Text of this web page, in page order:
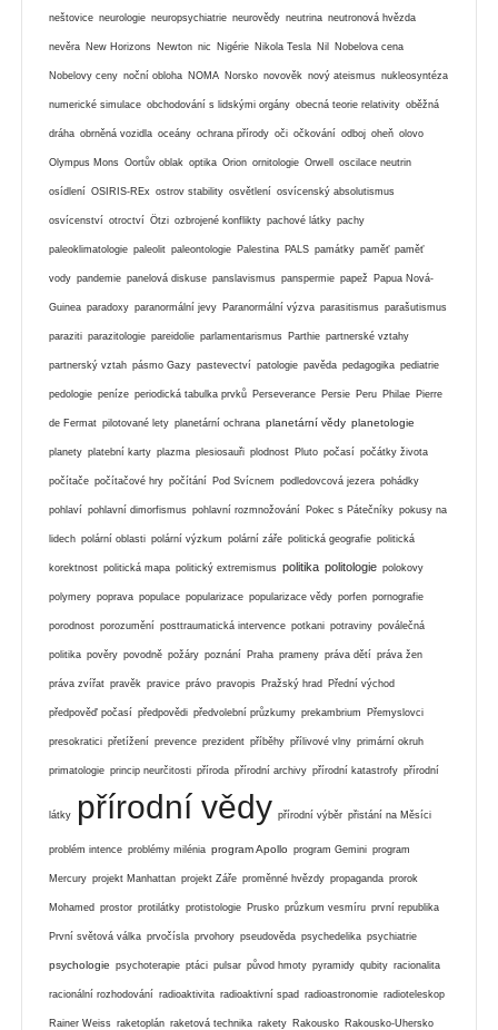
neštovice neurologie neuropsychiatrie neurovědy neutrina neutronová hvězda
nevěra New Horizons Newton nic Nigérie Nikola Tesla Nil Nobelova cena
Nobelovy ceny noční obloha NOMA Norsko novověk nový ateismus nukleosyntéza
numerické simulace obchodování s lidskými orgány obecná teorie relativity oběžná
dráha obrněná vozidla oceány ochrana přírody oči očkování odboj oheň olovo
Olympus Mons Oortův oblak optika Orion ornitologie Orwell oscilace neutrin
osídlení OSIRIS-REx ostrov stability osvětlení osvícenský absolutismus
osvícenství otroctví Ötzi ozbrojené konflikty pachové látky pachy
paleoklimatologie paleolit paleontologie Palestina PALS památky paměť paměť
vody pandemie panelová diskuse panslavismus panspermie papež Papua Nová-
Guinea paradoxy paranormální jevy Paranormální výzva parasitismus parašutismus
paraziti parazitologie pareidolie parlamentarismus Parthie partnerské vztahy
partnerský vztah pásmo Gazy pastevectví patologie pavěda pedagogika pediatrie
pedologie peníze periodická tabulka prvků Perseverance Persie Peru Philae Pierre
de Fermat pilotované lety planetární ochrana planetární vědy planetologie
planety platební karty plazma plesiosauři plodnost Pluto počasí počátky života
počítače počítačové hry počítání Pod Svícnem podledovcová jezera pohádky
pohlaví pohlavní dimorfismus pohlavní rozmnožování Pokec s Pátečníky pokusy na
lidech polární oblasti polární výzkum polární záře politická geografie politická
korektnost politická mapa politický extremismus politika politologie polokovy
polymery poprava populace popularizace popularizace vědy porfen pornografie
porodnost porozumění posttraumatická intervence potkani potraviny poválečná
politika pověry povodně požáry poznání Praha prameny práva dětí práva žen
práva zvířat pravěk pravice právo pravopis Pražský hrad Přední východ
předpověď počasí předpovědi předvolební průzkumy prekambrium Přemyslovci
presokratici přetížení prevence prezident příběhy přílivové vlny primární okruh
primatologie princip neurčitosti příroda přírodní archivy přírodní katastrofy přírodní
látky přírodní vědy přírodní výběr přistání na Měsíci
problém intence problémy milénia program Apollo program Gemini program
Mercury projekt Manhattan projekt Záře proměnné hvězdy propaganda prorok
Mohamed prostor protilátky protistologie Prusko průzkum vesmíru první republika
První světová válka prvočísla prvohory pseudověda psychedelika psychiatrie
psychologie psychoterapie ptáci pulsar původ hmoty pyramidy qubity racionalita
racionální rozhodování radioaktivita radioaktivní spad radioastronomie radioteleskop
Rainer Weiss raketoplán raketová technika rakety Rakousko Rakousko-Uhersko